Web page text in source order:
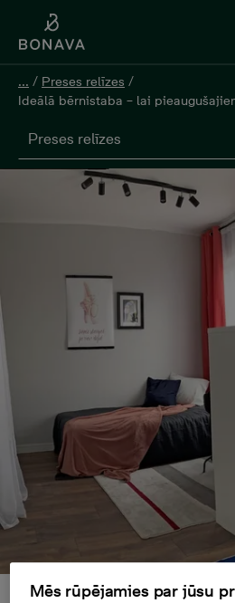
... / Preses relīzes /
Ideālā bērnistaba – lai
Preses relīzes
Mēs rūpējamies par jūsu